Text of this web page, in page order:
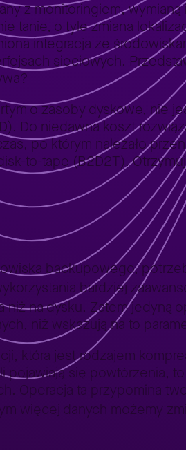
z monitoringiem,
tanie, o tyle zmiana
integracja ze
sieciowych.
o zasoby dyskowe, nie
Do niedawna koszt
po którym należało
to-tape (B2D2T).
backupowego,
bardziej
na dysku. Zatem jedyną
niż wskazują na to
która jest rodzajem
się powtórzenia,
Operacja ta przypomina
więcej danych możemy